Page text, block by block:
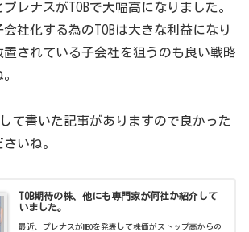
レナスがTOBで大幅高になりました。
会社化する為のTOBは大きな利益になり
されている子会社を狙うのも良い戦略
て書いた記事がありますので良かった
いね。
TOB期待の株、他にも専門家が何社か紹介して
いました。
最近、プレナスがMBOを発表して株価がストップ高からの